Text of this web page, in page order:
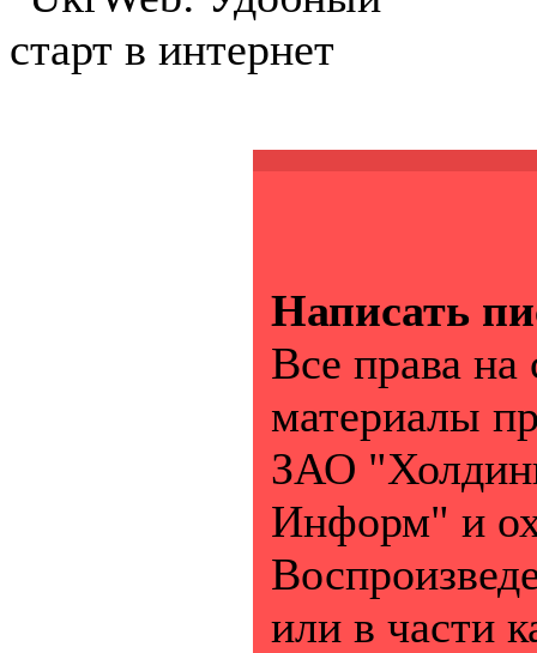
Написать
Все права
материалы
ЗАО
Информ" и
или в части